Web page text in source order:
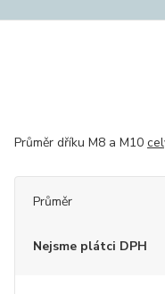
Průměr dříku M8 a M10
Průměr
Nejsme plátci DPH